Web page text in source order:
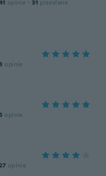
opinie · 31 przesłane
opinie
5 opinie
opinie